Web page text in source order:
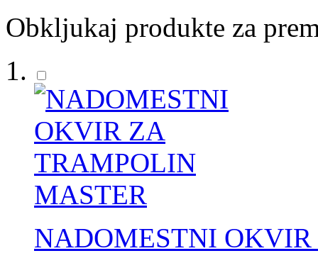
Obkljukaj produkte za
NADOMESTNI